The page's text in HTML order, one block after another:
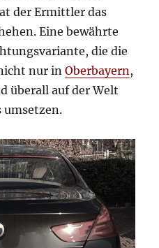
der Ermittler das
Eine bewährte
die die
nur inOberbayern ,
überall auf der Welt
umsetzen.